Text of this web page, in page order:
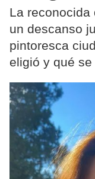
La reconocida
un descanso
pintoresca
eligió y qué